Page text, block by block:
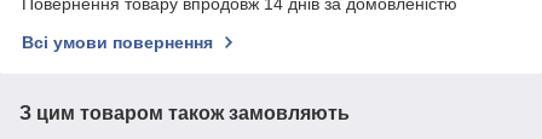
Повернення товару впродовж 14 днів за домовленістю
Всі умови повернення
З цим товаром також замовляють